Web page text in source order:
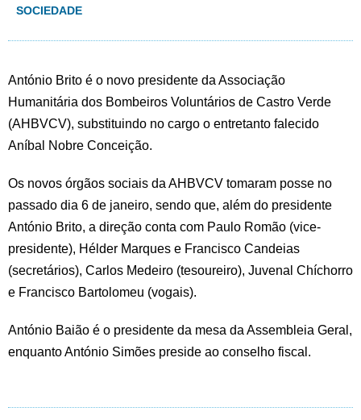
SOCIEDADE
António Brito é o novo presidente da Associação
Humanitária dos Bombeiros Voluntários de Castro Verde
(AHBVCV), substituindo no cargo o entretanto falecido
Aníbal Nobre Conceição.
Os novos órgãos sociais da AHBVCV tomaram posse no
passado dia 6 de janeiro, sendo que, além do presidente
António Brito, a direção conta com Paulo Romão (vice-
presidente), Hélder Marques e Francisco Candeias
(secretários), Carlos Medeiro (tesoureiro), Juvenal Chíchorro
e Francisco Bartolomeu (vogais).
António Baião é o presidente da mesa da Assembleia Geral,
enquanto António Simões preside ao conselho fiscal.